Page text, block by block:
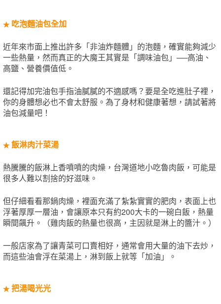
★ 吃泡麵油包全加
近年來市面上推出許多「非油炸麵體」的泡麵，確實能夠減少
一些熱量，然而真正的大魔王其實是「調味油包」──高油、
高鹽、營養價值低。
還記得加完油包手指油膩膩的不適感嗎？要是全吃進肚子裡，
你的身體想必也不會太舒服。為了身材和健康著想，請試著將
油包減量吧！
★ 飯淋肉汁菜湯
熱騰騰的飯淋上香噴噴的肉燥，台灣道地小吃魯肉飯，可能是
很多人難以割捨的好滋味。
但仔細看看那鍋肉燥，裡面充滿了紮紮實實的肥肉，表面上也
浮著厚厚一層油，會讓原本只有約200大卡的一碗白飯，熱量
瞬間飆升。（雞肉飯的熱量也很高，主因就是淋上的醬汁。）
一般店家為了讓青菜可口賣相好，通常會用大量的油下去炒，
而這些油會浮在菜湯上，淋到飯上就等「加油」。
★ 把湯喝光光